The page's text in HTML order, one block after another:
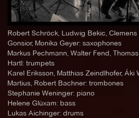
Robert Schröck, Ludwig Bekic, Clemens
Gonsior, Monika Geyer: saxophones
Markus Pechmann, Walter Fend,
Hartl: trumpets
Karel Eriksson, Matthias Zeindlhofer, Áki
Martius, Robert Bachner: trombones
Stephanie Weninger: piano
Helene Glüxam: bass
Lukas Aichinger: drums